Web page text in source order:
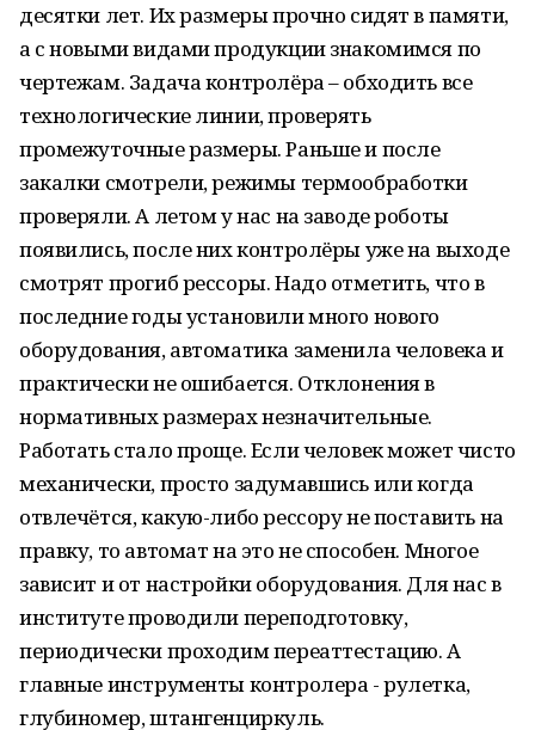
десятки лет. Их размеры прочно сидят в памяти,
а с новыми видами продукции знакомимся по
чертежам. Задача контролёра – обходить все
технологические линии, проверять
промежуточные размеры. Раньше и после
закалки смотрели, режимы термообработки
проверяли. А летом у нас на заводе роботы
появились, после них контролёры уже на выходе
смотрят прогиб рессоры. Надо отметить, что в
последние годы установили много нового
оборудования, автоматика заменила человека и
практически не ошибается. Отклонения в
нормативных размерах незначительные.
Работать стало проще. Если человек может чисто
механически, просто задумавшись или когда
отвлечётся, какую-либо рессору не поставить на
правку, то автомат на это не способен. Многое
зависит и от настройки оборудования. Для нас в
институте проводили переподготовку,
периодически проходим переаттестацию. А
главные инструменты контролера - рулетка,
глубиномер, штангенциркуль.